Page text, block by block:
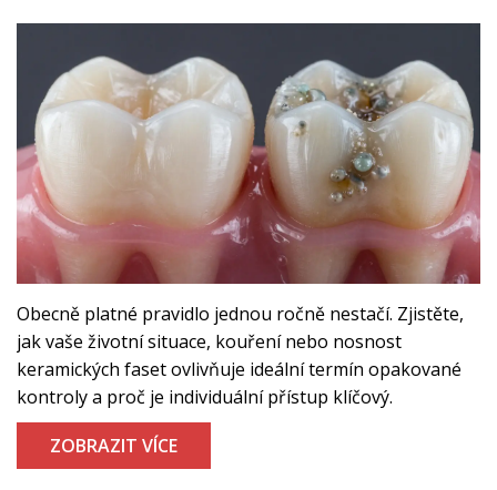
Obecně platné pravidlo jednou ročně nestačí. Zjistěte,
jak vaše životní situace, kouření nebo nosnost
keramických faset ovlivňuje ideální termín opakované
kontroly a proč je individuální přístup klíčový.
ZOBRAZIT VÍCE